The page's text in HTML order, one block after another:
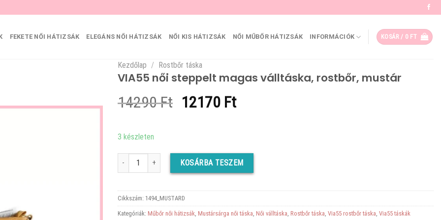
FEKETE NŐI HÁTIZSÁK ELEGÁNS NŐI HÁTIZSÁK NŐI KIS HÁTIZSÁK NŐI MŰBŐR HÁTIZSÁK INFORMÁCIÓK KOSÁR / 0 FT
Kezdőlap / Rostbőr táska
VIA55 női steppelt magas válltáska, rostbőr, mustár
14290Ft Original
14290 Ft.
12170 FtCurrent
12170 Ft.
3 készleten
VIA55 női steppelt magas válltáska, rostbőr, mustár mennyiség
KOSÁRBA TESZEM
Cikkszám: 1494_MUSTARD
Kategóriák: Műbőr női hátizsák, Mustársárga női táska, Női válltáska, Rostbőr táska, Via55 rostbőr táska, Via55 táskák